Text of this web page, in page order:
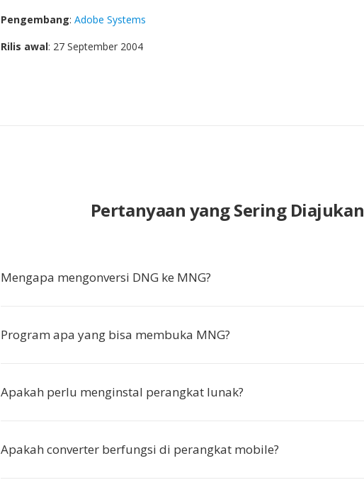
Pengembang: Adobe Systems
Rilis awal: 27 September 2004
Pertanyaan yang Sering Diajukan
Mengapa mengonversi DNG ke MNG?
Program apa yang bisa membuka MNG?
Apakah perlu menginstal perangkat lunak?
Apakah converter berfungsi di perangkat mobile?